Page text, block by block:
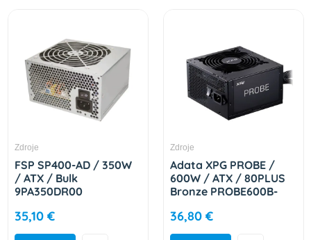
Zdroje
FSP SP400-AD / 350W
/ ATX / Bulk
9PA350DR00
35,10 €
Zdroje
Adata XPG PROBE /
600W / ATX / 80PLUS
Bronze PROBE600B-
36,80 €